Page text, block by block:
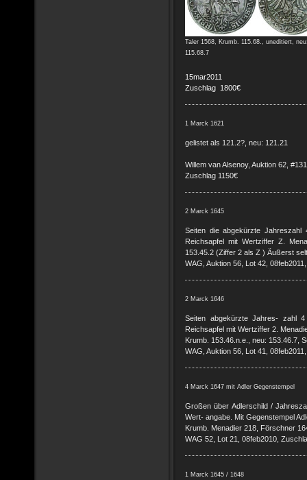
Taler 1568, Krumb. 115.68., uneditiert,
115.68.7
15mar2011
Zuschlag 1800€
1 Marck 1621
gelistet als 121.2?, neu: 121.21
Willem van Alsenoy, Auktion 62,
Zuschlag 1150€
2 Marck 1645
Seiten die abgekürzte
Reichsapfel mit Wertziffer Z.
153.45.2 (Ziffer 2 als Z ) Äußerst
WAG, Auktion 56, Lot 42,
2 Marck 1646
Seiten abgekürzte Jahres- zahl
Reichsapfel mit Wertziffer 2.
Krumb. 153.46.n.e., neu: 153.46.7,
WAG, Auktion 56, Lot 41,
4 Marck 1647 mit Adler Gegenstempel
Großen über Adlerschild /
Wert- angabe. Mit Gegenstempel
Krumb. Menadier 218, Förschner
WAG 52, Lot 21, 08feb2010,
1 Marck 1645 / 1648